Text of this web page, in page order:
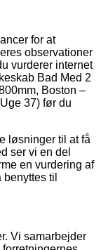
for at
observationer
vurderer internet
Bad Med 2
Boston –
37) før du
løsninger til at få
ser vi en del
en vurdering af
til
Vi samarbejder